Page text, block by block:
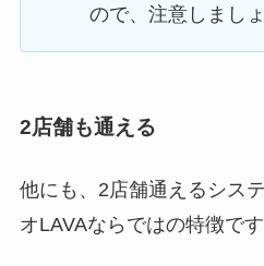
ので、注意しましょ
2店舗も通える
他にも、2店舗通えるシス
オLAVAならではの特徴です